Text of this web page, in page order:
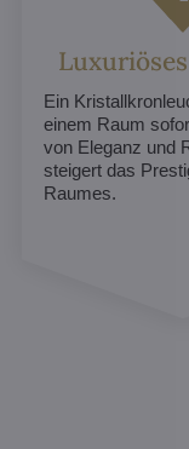
Ein
einem Raum
von Eleganz und
steigert das
Raumes.